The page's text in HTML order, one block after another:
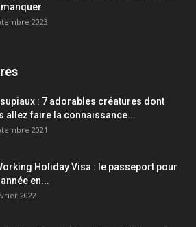
2023
: 7 adorables créatures dont
allez faire la connaissance...
2021
Holiday Visa : le passeport pour
en...
2022